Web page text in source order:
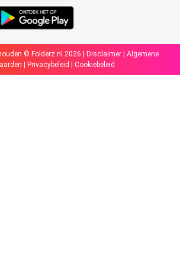
© Folderz.nl 2026 | Disclaimer| Algemene
| Privacybeleid | Cookiebeleid